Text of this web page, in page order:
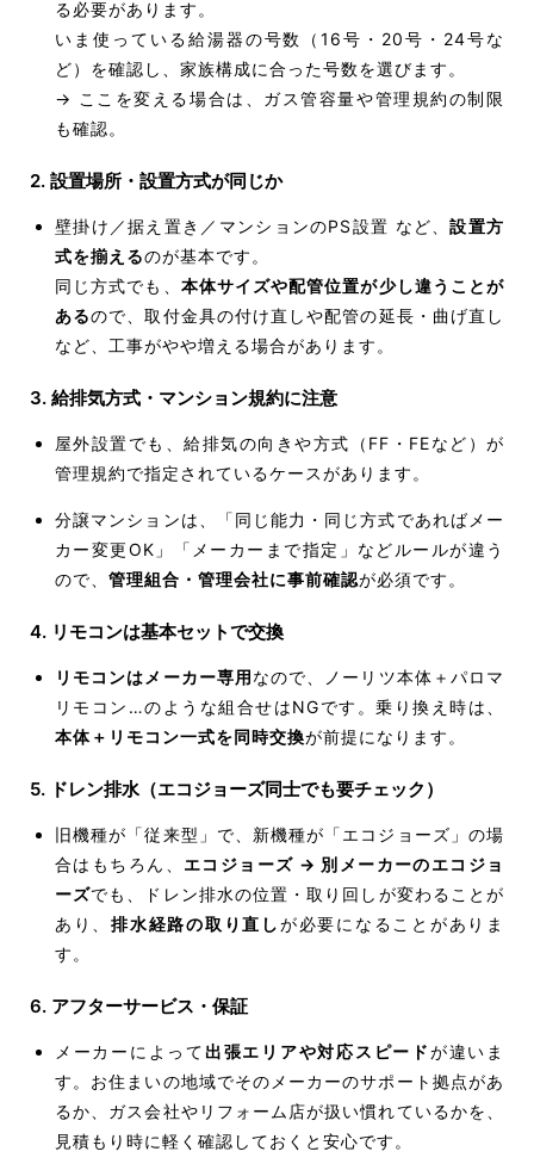
る必要があります。
いま使っている給湯器の号数（16号・20号・24号な
ど）を確認し、家族構成に合った号数を選びます。
→ ここを変える場合は、ガス管容量や管理規約の制限
も確認。
2. 設置場所・設置方式が同じか
壁掛け／据え置き／マンションのPS設置 など、設置方
式を揃えるのが基本です。
同じ方式でも、 本体サイズや配管位置が少し違うことが
あるので、取付金具の付け直しや配管の延長・曲げ直し
など、工事がやや増える場合があります。
3. 給排気方式・マンション規約に注意
屋外設置でも、給排気の向きや方式（FF・FEなど）が
管理規約で指定されているケースがあります。
分譲マンションは、「同じ能力・同じ方式であればメー
カー変更OK」「メーカーまで指定」などルールが違う
ので、 管理組合・管理会社に事前確認が必須です。
4. リモコンは基本セットで交換
リモコンはメーカー専用なので、ノーリツ本体＋パロマ
リモコン…のような組合せはNGです。乗り換え時は、
本体＋リモコン一式を同時交換が前提になります。
5. ドレン排水（エコジョーズ同士でも要チェック）
旧機種が「従来型」で、新機種が「エコジョーズ」の場
合はもちろん、 エコジョーズ → 別メーカーのエコジョ
ーズでも、ドレン排水の位置・取り回しが変わることが
あり、排水経路の取り直しが必要になることがありま
す。
6. アフターサービス・保証
メーカーによって 出張エリアや対応スピードが違いま
す。お住まいの地域でそのメーカーのサポート拠点があ
るか、ガス会社やリフォーム店が扱い慣れているかを、
見積もり時に軽く確認しておくと安心です。